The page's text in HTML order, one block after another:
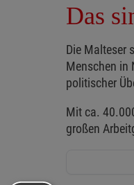
Das
Die Malteser
Menschen in
politischer
Mit ca.
großen